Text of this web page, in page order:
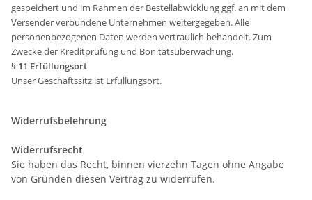
gespeichert und im Rahmen der Bestellabwicklung ggf. an mit dem
Versender verbundene Unternehmen weitergegeben. Alle
personenbezogenen Daten werden vertraulich behandelt. Zum
Zwecke der Kreditprüfung und Bonitätsüberwachung.
§ 11 Erfüllungsort
Unser Geschäftssitz ist Erfüllungsort.
Widerrufsbelehrung
Widerrufsrecht
Sie haben das Recht, binnen vierzehn Tagen ohne Angabe
von Gründen diesen Vertrag zu widerrufen.